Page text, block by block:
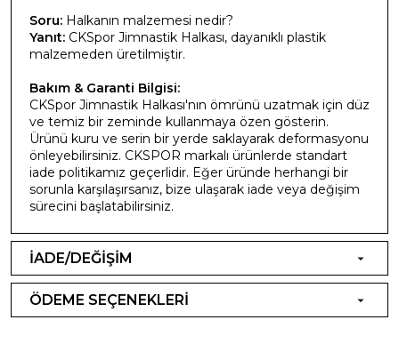
Soru: Halkanın malzemesi nedir?
Yanıt: CKSpor Jimnastik Halkası, dayanıklı plastik
malzemeden üretilmiştir.
Bakım & Garanti Bilgisi:
CKSpor Jimnastik Halkası'nın ömrünü uzatmak için düz
ve temiz bir zeminde kullanmaya özen gösterin.
Ürünü kuru ve serin bir yerde saklayarak deformasyonu
önleyebilirsiniz. CKSPOR markalı ürünlerde standart
iade politikamız geçerlidir. Eğer üründe herhangi bir
sorunla karşılaşırsanız, bize ulaşarak iade veya değişim
sürecini başlatabilirsiniz.
İADE/DEĞİŞİM
ÖDEME SEÇENEKLERİ